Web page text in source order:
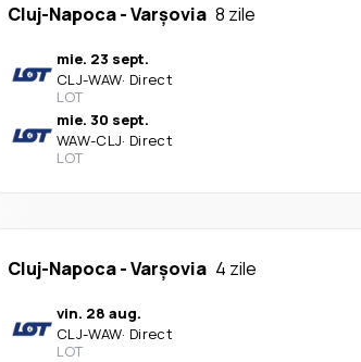
Cluj-Napoca-Varşovia 8 zile
mie. 23 sept.
CLJ-WAW· Direct
LOT
mie. 30 sept.
WAW-CLJ· Direct
LOT
Cluj-Napoca-Varşovia 4 zile
vin. 28 aug.
CLJ-WAW· Direct
LOT